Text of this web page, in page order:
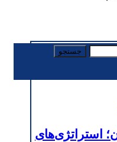
استراتژی‌های